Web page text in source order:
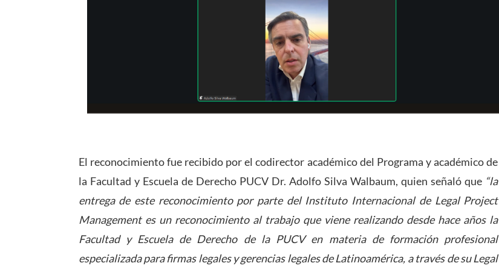
El reconocimiento fue recibido por el codirector académico del Programa y académico de
la Facultad y Escuela de Derecho PUCV Dr. Adolfo Silva Walbaum, quien señaló que “la
entrega de este reconocimiento por parte del Instituto Internacional de Legal Project
Management es un reconocimiento al trabajo que viene realizando desde hace años la
Facultad y Escuela de Derecho de la PUCV en materia de formación profesional
especializada para firmas legales y gerencias legales de Latinoamérica, a través de su Legal